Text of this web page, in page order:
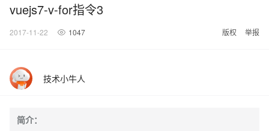
vuejs7-v-for指令3
2017-11-22 1047 版权 举报
技术小牛人
简介：